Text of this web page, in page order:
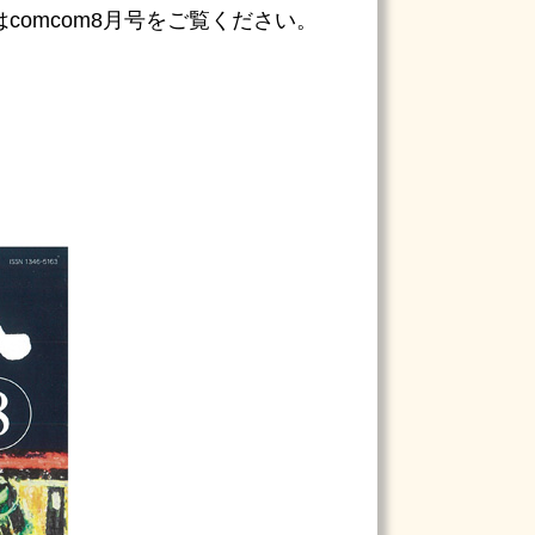
comcom8月号をご覧ください。